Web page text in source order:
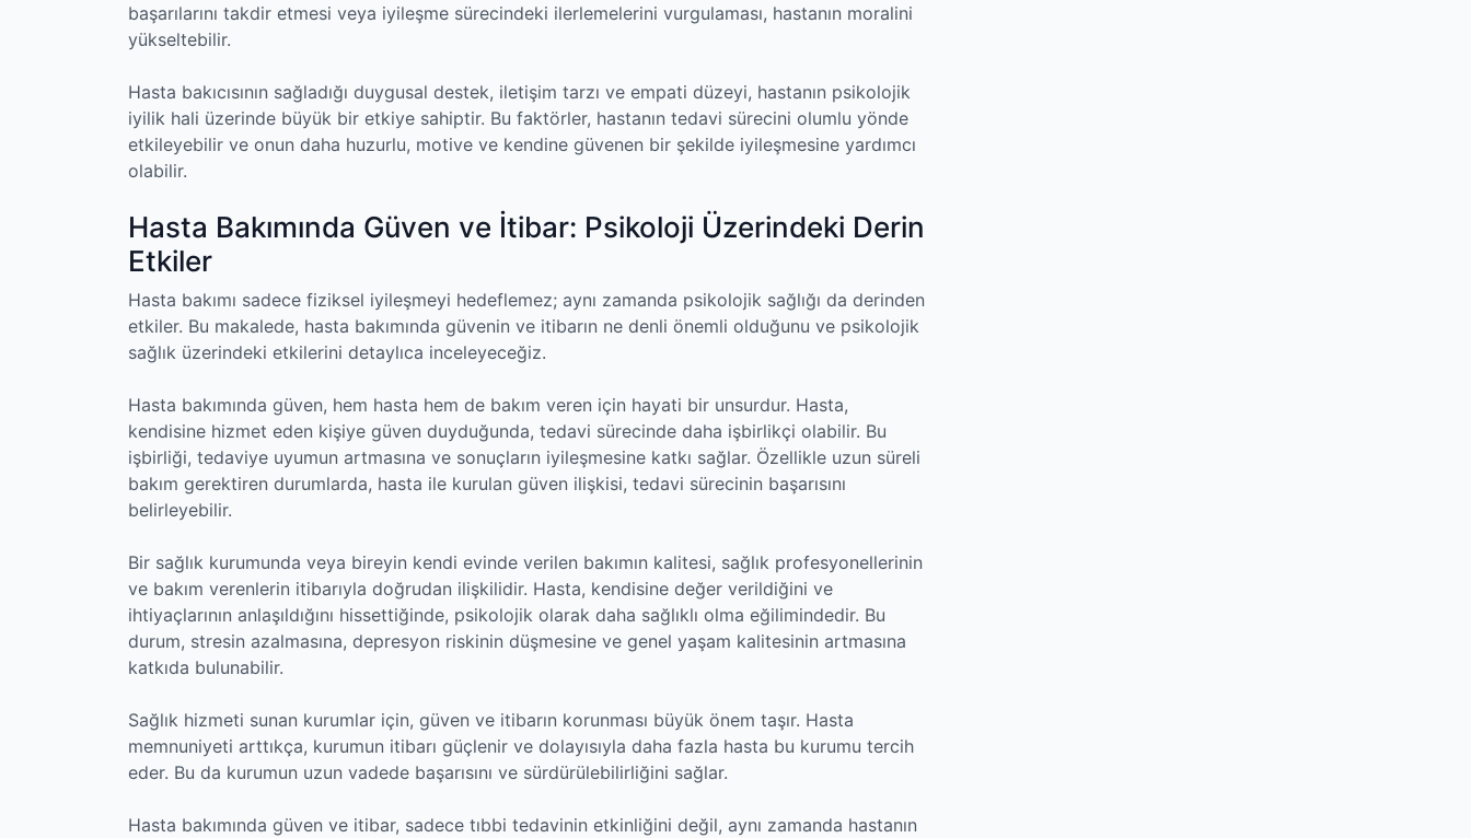
başarılarını takdir etmesi veya iyileşme sürecindeki ilerlemelerini vurgulaması, hastanın moralini
yükseltebilir.
Hasta bakıcısının sağladığı duygusal destek, iletişim tarzı ve empati düzeyi, hastanın psikolojik
iyilik hali üzerinde büyük bir etkiye sahiptir. Bu faktörler, hastanın tedavi sürecini olumlu yönde
etkileyebilir ve onun daha huzurlu, motive ve kendine güvenen bir şekilde iyileşmesine yardımcı
olabilir.
Hasta Bakımında Güven ve İtibar: Psikoloji Üzerindeki Derin
Etkiler
Hasta bakımı sadece fiziksel iyileşmeyi hedeflemez; aynı zamanda psikolojik sağlığı da derinden
etkiler. Bu makalede, hasta bakımında güvenin ve itibarın ne denli önemli olduğunu ve psikolojik
sağlık üzerindeki etkilerini detaylıca inceleyeceğiz.
Hasta bakımında güven, hem hasta hem de bakım veren için hayati bir unsurdur. Hasta,
kendisine hizmet eden kişiye güven duyduğunda, tedavi sürecinde daha işbirlikçi olabilir. Bu
işbirliği, tedaviye uyumun artmasına ve sonuçların iyileşmesine katkı sağlar. Özellikle uzun süreli
bakım gerektiren durumlarda, hasta ile kurulan güven ilişkisi, tedavi sürecinin başarısını
belirleyebilir.
Bir sağlık kurumunda veya bireyin kendi evinde verilen bakımın kalitesi, sağlık profesyonellerinin
ve bakım verenlerin itibarıyla doğrudan ilişkilidir. Hasta, kendisine değer verildiğini ve
ihtiyaçlarının anlaşıldığını hissettiğinde, psikolojik olarak daha sağlıklı olma eğilimindedir. Bu
durum, stresin azalmasına, depresyon riskinin düşmesine ve genel yaşam kalitesinin artmasına
katkıda bulunabilir.
Sağlık hizmeti sunan kurumlar için, güven ve itibarın korunması büyük önem taşır. Hasta
memnuniyeti arttıkça, kurumun itibarı güçlenir ve dolayısıyla daha fazla hasta bu kurumu tercih
eder. Bu da kurumun uzun vadede başarısını ve sürdürülebilirliğini sağlar.
Hasta bakımında güven ve itibar, sadece tıbbi tedavinin etkinliğini değil, aynı zamanda hastanın